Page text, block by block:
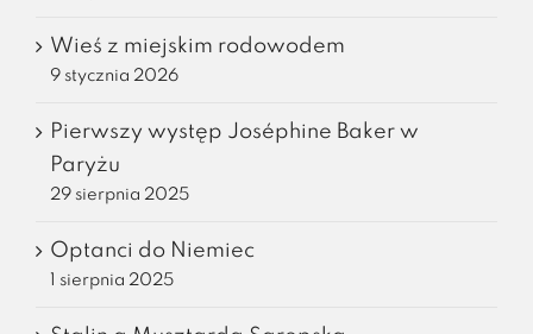
Wieś z miejskim rodowodem
9 stycznia 2026
Pierwszy występ Joséphine Baker w
Paryżu
29 sierpnia 2025
Optanci do Niemiec
1 sierpnia 2025